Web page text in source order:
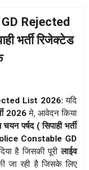
Rejected
भर्ती रिजेक्टेड
List 2026:यदि
2026मे, आवेदन किया
पर्षद ( सिपाही भर्ती
Constable GD
है जिसकी पूरीलाईव
जा रही है जिसके लिए